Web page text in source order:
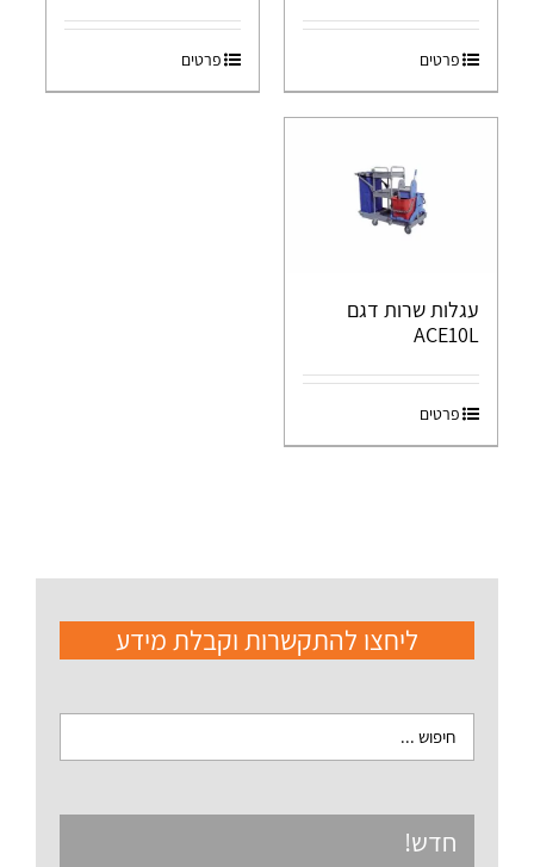
פרטים פרטים
עגלות שרות דגם
ACE10L
פרטים
ליחצו להתקשרות וקבלת מידע
חדש!